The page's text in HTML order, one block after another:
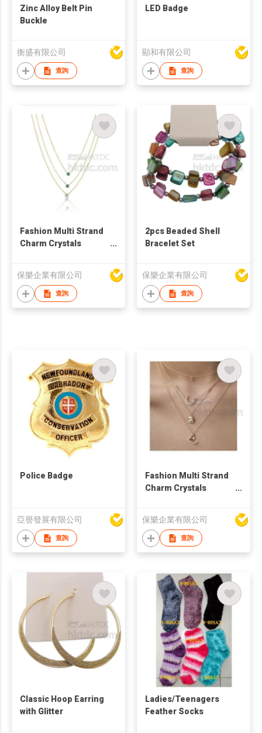
Zinc Alloy Belt Pin
Buckle
衡盛有限公司
查詢
LED Badge
顯和有限公司
查詢
Fashion Multi Strand
Charm Crystals
保樂企業有限公司
查詢
2pcs Beaded Shell
Bracelet Set
保樂企業有限公司
查詢
Police Badge
亞譽發展有限公司
查詢
Fashion Multi Strand
Charm Crystals
保樂企業有限公司
查詢
Classic Hoop Earring
with Glitter
Ladies/Teenagers
Feather Socks